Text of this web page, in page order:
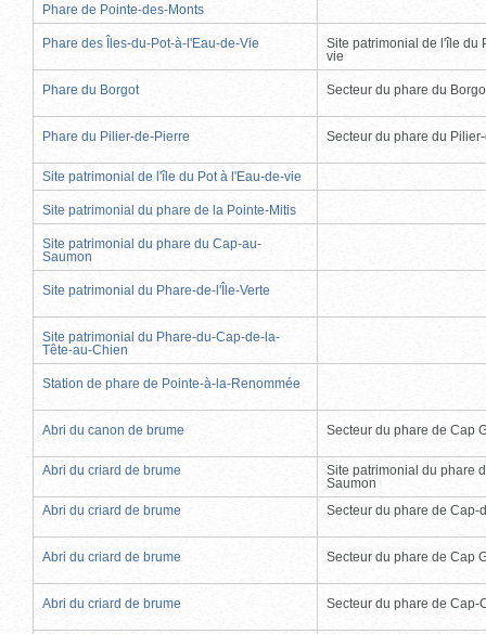
Phare de Pointe-des-Monts
Phare des Îles-du-Pot-à-l'Eau-de-Vie
Site patrimonial de l'île du
vie
Phare du Borgot Secteur du phare du
Phare du Pilier-de-Pierre Secteur du phare du
Site patrimonial de l'île du Pot à l'Eau-de-vie
Site patrimonial du phare de la Pointe-Mitis
Site patrimonial du phare du Cap-au-
Saumon
Site patrimonial du Phare-de-l'Île-Verte
Site patrimonial du Phare-du-Cap-de-la-
Tête-au-Chien
Station de phare de Pointe-à-la-Renommée
Abri du canon de brume Secteur du phare de Cap
Abri du criard de brume
Site patrimonial du phare
Saumon
Abri du criard de brume
Secteur du phare de Cap-
Abri du criard de brume Secteur du phare de Cap
Abri du criard de brume Secteur du phare de Cap-